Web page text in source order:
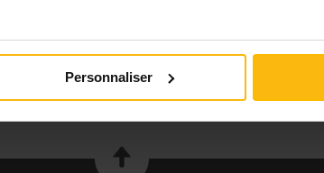
Personnaliser